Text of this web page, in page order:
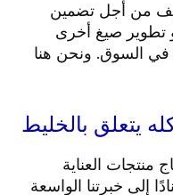
من أجل تضمين
تطوير صيغ أخرى
في السوق. ونحن هنا
يتعلق بالخليط
منتجات العناية
إلى خبرتنا الواسعة